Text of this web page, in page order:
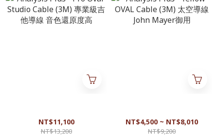
導線 音色還原度高
NT$11,100
NT$13,200
Mayer御用
NT$4,500 ~ NT$8,010
NT$9,200